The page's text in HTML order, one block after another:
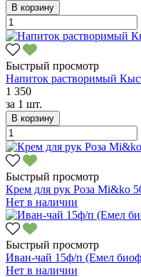
В корзину
Быстрый просмотр
Напиток растворимый
1 350
за 1 шт.
В корзину
Быстрый просмотр
Крем для рук Роза Mi&ko
Нет в наличии
Быстрый просмотр
Иван-чай 15ф/п (Емел
Нет в наличии